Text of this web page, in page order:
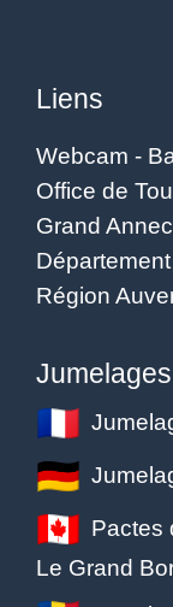
Liens
Webcam -
Office de
Grand
Région
Jumelages
Pactes
Le Grand